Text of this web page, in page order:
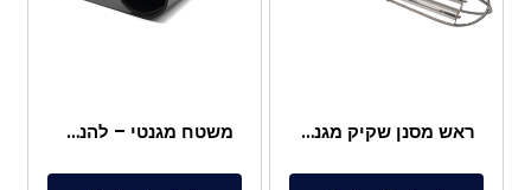
ראש מסנן שקיק מגנטי משטח מגנטי – להנחה מתחת לרגליים – בטוח למזון